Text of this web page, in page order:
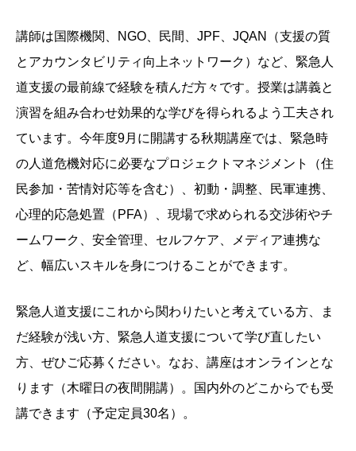
講師は国際機関、NGO、民間、JPF、JQAN（支援の質
とアカウンタビリティ向上ネットワーク）など、緊急人
道支援の最前線で経験を積んだ方々です。授業は講義と
演習を組み合わせ効果的な学びを得られるよう工夫され
ています。今年度9月に開講する秋期講座では、緊急時
の人道危機対応に必要なプロジェクトマネジメント（住
民参加・苦情対応等を含む）、初動・調整、民軍連携、
心理的応急処置（PFA）、現場で求められる交渉術やチ
ームワーク、安全管理、セルフケア、メディア連携な
ど、幅広いスキルを身につけることができます。
緊急人道支援にこれから関わりたいと考えている方、ま
だ経験が浅い方、緊急人道支援について学び直したい
方、ぜひご応募ください。なお、講座はオンラインとな
ります（木曜日の夜間開講）。国内外のどこからでも受
講できます（予定定員30名）。